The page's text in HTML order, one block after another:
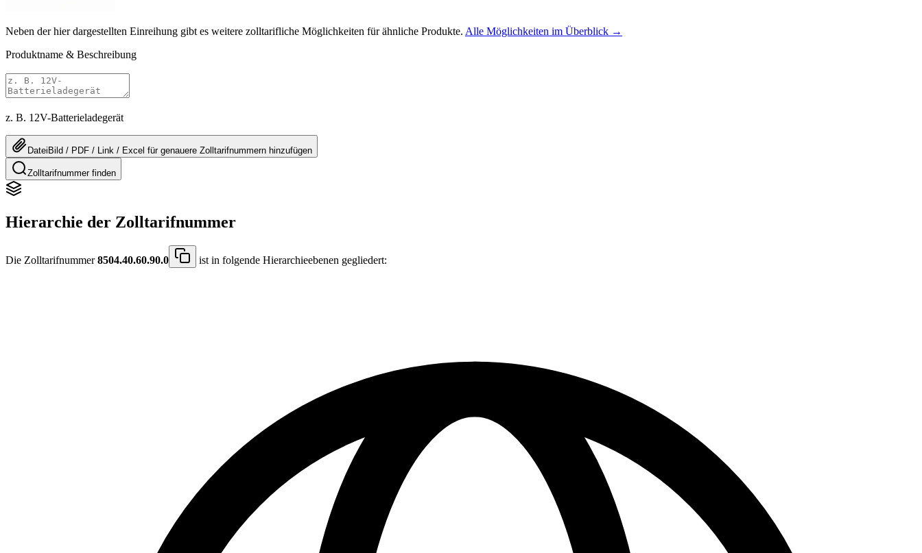
Neben der hier dargestellten Einreihung gibt es weitere zolltarifliche Möglichkeiten für ähnliche Produkte. Alle Möglichkeiten im Überblick →
Produktname & Beschreibung
z. B. 12V-Batterieladegerät
Datei Bild / PDF / Link / Excel für genauere Zolltarifnummern hinzufügen
Zolltarifnummer finden
Hierarchie der Zolltarifnummer
Die Zolltarifnummer8504.40.60.90.0 ist in folgende Hierarchieebenen gegliedert: